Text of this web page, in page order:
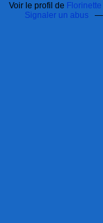
Voir le profil de Florinette
Signaler un abus